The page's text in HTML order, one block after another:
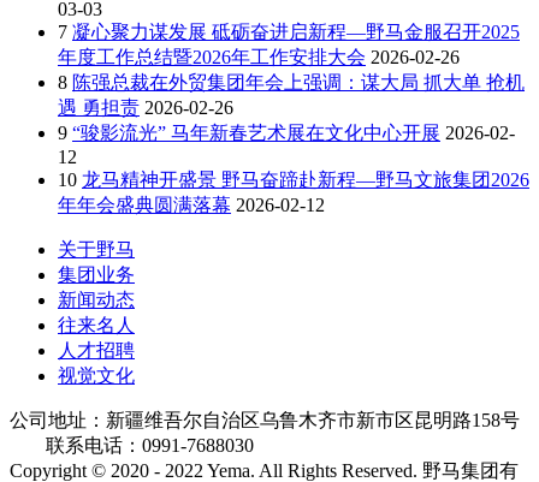
03-03
7 凝心聚力谋发展 砥砺奋进启新程—野马金服召开2025
年度工作总结暨2026年工作安排大会 2026-02-26
8 陈强总裁在外贸集团年会上强调：谋大局 抓大单 抢机
遇 勇担责 2026-02-26
9 “骏影流光” 马年新春艺术展在文化中心开展 2026-02-
12
10 龙马精神开盛景 野马奋蹄赴新程—野马文旅集团2026
年年会盛典圆满落幕 2026-02-12
关于野马
集团业务
新闻动态
往来名人
人才招聘
视觉文化
公司地址：新疆维吾尔自治区乌鲁木齐市新市区昆明路158号
联系电话：0991-7688030
Copyright © 2020 - 2022 Yema. All Rights Reserved. 野马集团有